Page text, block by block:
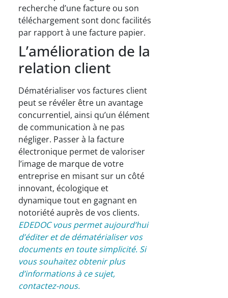
recherche d’une facture ou son
téléchargement sont donc facilités
par rapport à une facture papier.
L’amélioration de la
relation client
Dématérialiser vos factures client
peut se révéler être un avantage
concurrentiel, ainsi qu’un élément
de communication à ne pas
négliger. Passer à la facture
électronique permet de valoriser
l’image de marque de votre
entreprise en misant sur un côté
innovant, écologique et
dynamique tout en gagnant en
notoriété auprès de vos clients.
EDEDOC vous permet aujourd’hui
d’éditer et de dématérialiser vos
documents en toute simplicité. Si
vous souhaitez obtenir plus
d’informations à ce sujet,
contactez-nous.